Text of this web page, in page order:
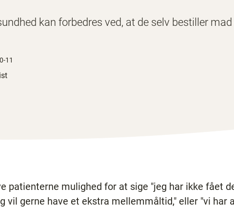
kan forbedres ved, at de selv bestiller
11
patienterne mulighed for at sige "jeg har ikke fået
vil gerne have et ekstra mellemmåltid," eller "vi har